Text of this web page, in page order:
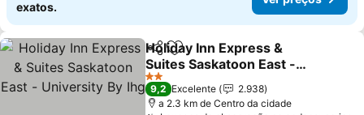
exatos.
PartilharAdicionar aos favoritos
Holiday Inn Express &
Suites Saskatoon East -
University By Ihg
Ver preços
2 Estrelas
9,2 Excelente
2.938
a 2.3 km de Centro da cidade